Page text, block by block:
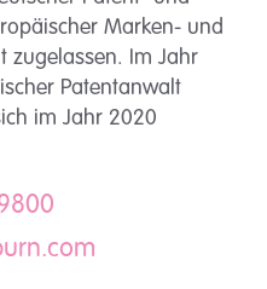
Marken- und
zugelassen. Im Jahr
Patentanwalt
im Jahr 2020